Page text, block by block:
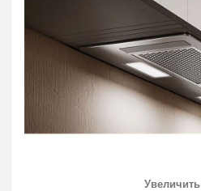
Увеличить